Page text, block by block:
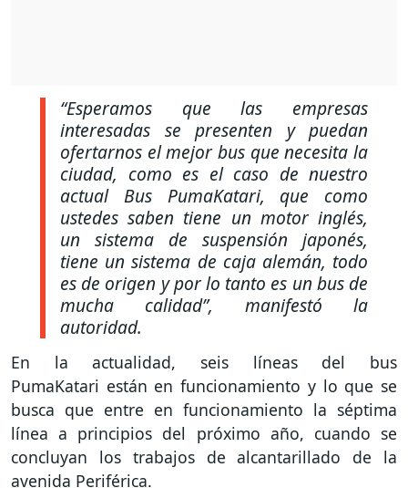
“Esperamos que las empresas
interesadas se presenten y puedan
ofertarnos el mejor bus que necesita la
ciudad, como es el caso de nuestro
actual Bus PumaKatari, que como
ustedes saben tiene un motor inglés,
un sistema de suspensión japonés,
tiene un sistema de caja alemán, todo
es de origen y por lo tanto es un bus de
mucha calidad”, manifestó la
autoridad.
En la actualidad, seis líneas del bus
PumaKatari están en funcionamiento y lo que se
busca que entre en funcionamiento la séptima
línea a principios del próximo año, cuando se
concluyan los trabajos de alcantarillado de la
avenida Periférica.